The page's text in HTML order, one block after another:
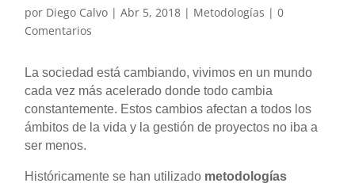
por Diego Calvo |Abr 5, 2018 | Metodologías |0
Comentarios
La sociedad está cambiando, vivimos en un mundo
cada vez más acelerado donde todo cambia
constantemente. Estos cambios afectan a todos los
ámbitos de la vida y la gestión de proyectos no iba a
ser menos.
Históricamente se han utilizado metodologías